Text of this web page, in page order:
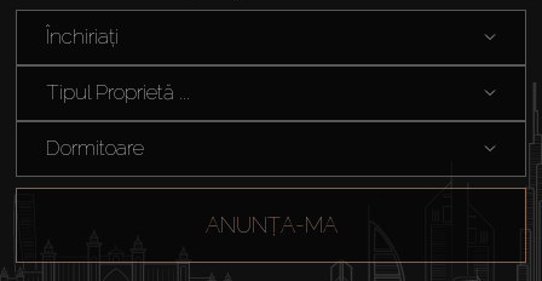
Închiriați
Tipul Proprietă ...
Dormitoare
ANUNȚA-MA